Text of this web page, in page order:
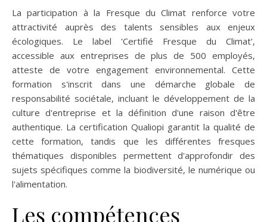
La participation à la Fresque du Climat renforce votre
attractivité auprès des talents sensibles aux enjeux
écologiques. Le label 'Certifié Fresque du Climat',
accessible aux entreprises de plus de 500 employés,
atteste de votre engagement environnemental. Cette
formation s'inscrit dans une démarche globale de
responsabilité sociétale, incluant le développement de la
culture d'entreprise et la définition d'une raison d'être
authentique. La certification Qualiopi garantit la qualité de
cette formation, tandis que les différentes fresques
thématiques disponibles permettent d'approfondir des
sujets spécifiques comme la biodiversité, le numérique ou
l'alimentation.
Les compétences